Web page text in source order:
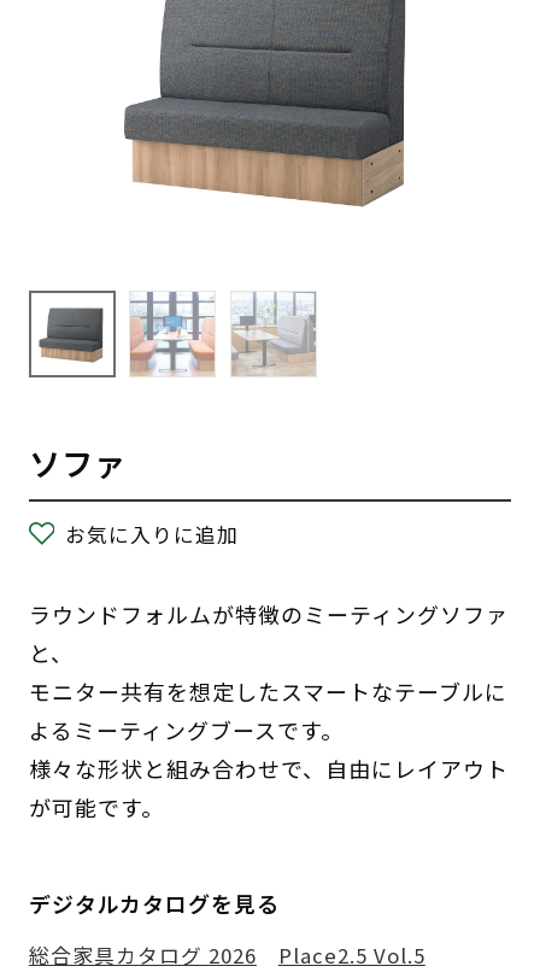
ソファ
お気に入りに追加
ラウンドフォルムが特徴のミーティングソファ
と、
モニター共有を想定したスマートなテーブルに
よるミーティングブースです。
様々な形状と組み合わせで、自由にレイアウト
が可能です。
デジタルカタログを見る
総合家具カタログ 2026 Place2.5 Vol.5